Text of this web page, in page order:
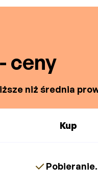
ceny
niż średnia
Kup